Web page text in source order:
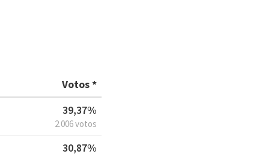
Votos *
39,37%
2.006 votos
30,87%